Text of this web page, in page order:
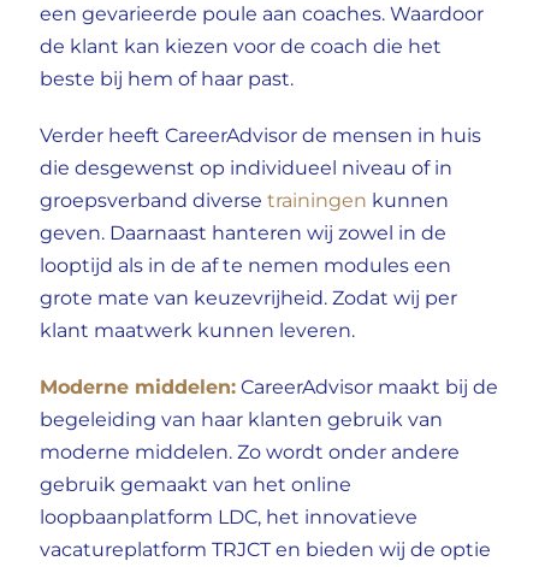
een gevarieerde poule aan coaches. Waardoor
de klant kan kiezen voor de coach die het
beste bij hem of haar past.
Verder heeft CareerAdvisor de mensen in huis
die desgewenst op individueel niveau of in
groepsverband diverse trainingen kunnen
geven. Daarnaast hanteren wij zowel in de
looptijd als in de af te nemen modules een
grote mate van keuzevrijheid. Zodat wij per
klant maatwerk kunnen leveren.
Moderne middelen:CareerAdvisor maakt bij de
begeleiding van haar klanten gebruik van
moderne middelen. Zo wordt onder andere
gebruik gemaakt van het online
loopbaanplatform LDC, het innovatieve
vacatureplatform TRJCTen bieden wij de optie